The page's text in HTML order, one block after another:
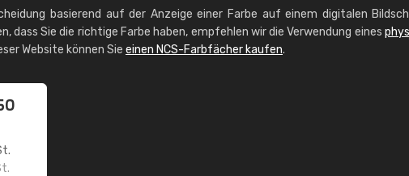
basierend auf der Anzeige einer Farbe auf einem digitalen
dass Sie die richtige Farbe haben, empfehlen wir die Verwendung eines
Website können Sie einen NCS-Farbfächer kaufen.